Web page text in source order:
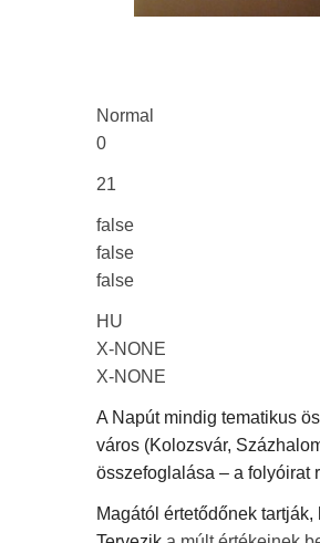
Normal
0
21
false
false
false
HU
X-NONE
X-NONE
A Napút mindig tematikus
város (Kolozsvár,
összefoglalása – a folyóirat
Magától értetődőnek